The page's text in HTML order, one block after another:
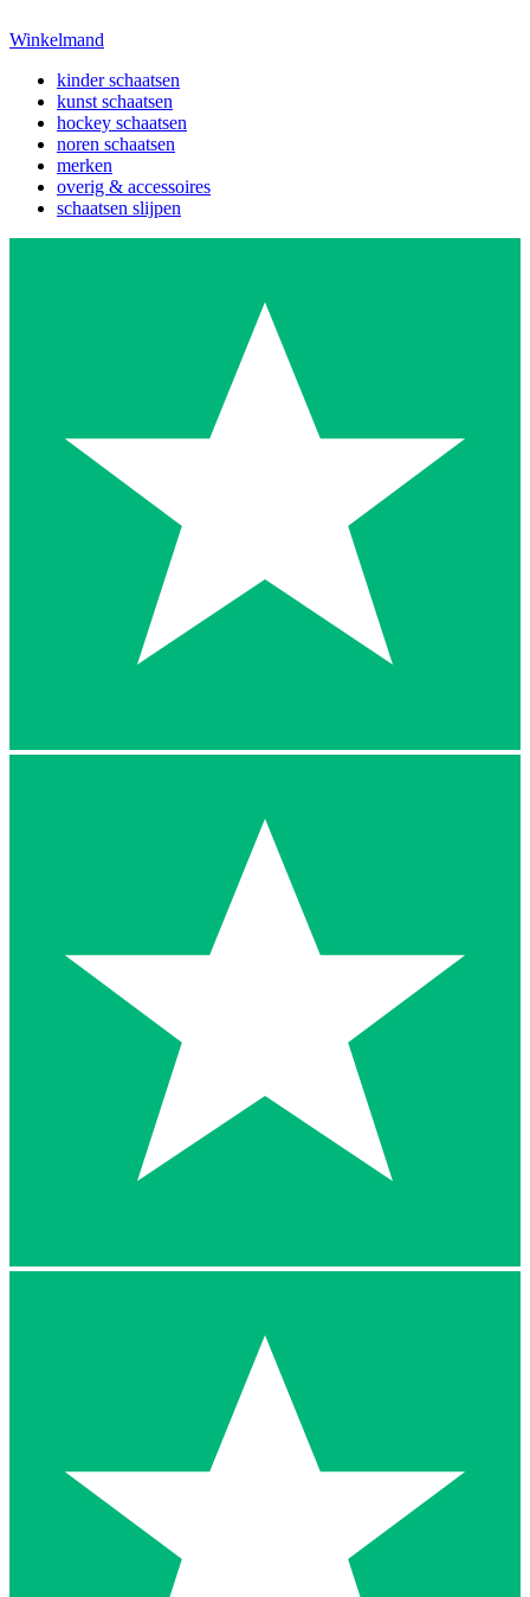
Winkelmand
kinder schaatsen
kunst schaatsen
hockey schaatsen
noren schaatsen
merken
overig & accessoires
schaatsen slijpen